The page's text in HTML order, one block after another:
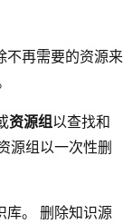
不再需要的资源来
资源组以查找和
源组以一次性删
库。 删除知识源